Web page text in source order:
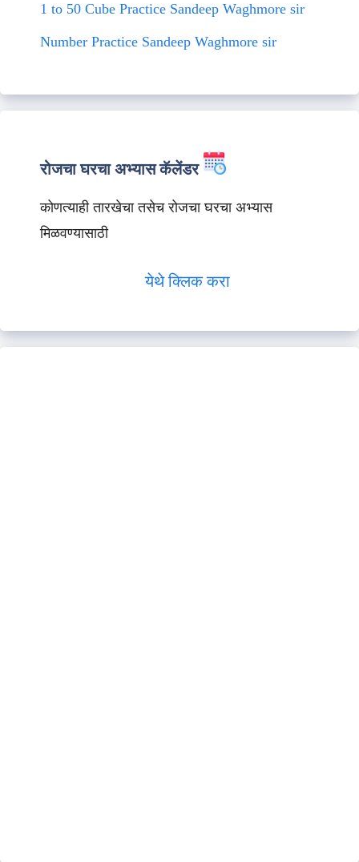
1 to 50 Cube Practice Sandeep Waghmore sir
Number Practice Sandeep Waghmore sir
रोजचा घरचा अभ्यास कॅलेंडर
कोणत्याही तारखेचा तसेच रोजचा घरचा अभ्यास
मिळवण्यासाठी
येथे क्लिक करा